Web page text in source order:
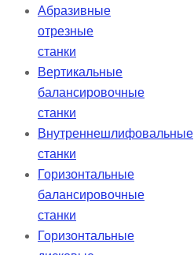
Абразивные
отрезные
станки
Вертикальные
балансировочные
станки
Внутреннешлифовальные
станки
Горизонтальные
балансировочные
станки
Горизонтальные